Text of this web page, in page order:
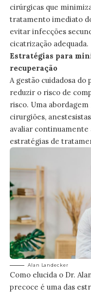
cirúrgicas que
tratamento imediato
evitar infecções
cicatrização adequada.
Estratégias para
recuperação
A gestão cuidadosa
reduzir o risco de
risco. Uma
cirurgiões,
avaliar continuamente
estratégias de
Alan Landecker
Como elucida o Dr.
precoce é uma das